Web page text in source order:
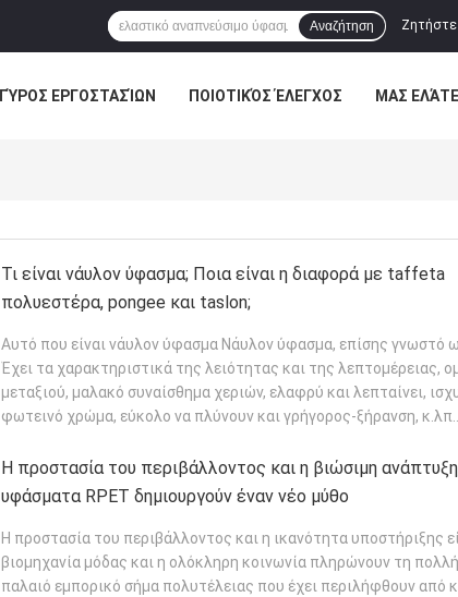
Αναζήτηση
ΓΎΡΟΣ ΕΡΓΟΣΤΑΣΊΩΝ ΠΟΙΟΤΙΚΌΣ ΈΛΕΓΧΟΣ ΜΑΣ
Τι είναι νάυλον ύφασμα; Ποια είναι η διαφορά με taffeta
πολυεστέρα, pongee και taslon;
Αυτό που είναι νάυλον ύφασμα Νάυλον ύφασμα, επίσης γνωστό
Έχει τα χαρακτηριστικά της λειότητας και της λεπτομέρειας,
μεταξιού, μαλακό συναίσθημα χεριών, ελαφρύ και λεπταίνει,
φωτεινό χρώμα, εύκολο να πλύνουν και γρήγορος-ξήρανση,
Η προστασία του περιβάλλοντος και η βιώσιμη
υφάσματα RPET δημιουργούν έναν νέο μύθο
Η προστασία του περιβάλλοντος και η ικανότητα υποστήριξης
βιομηχανία μόδας και η ολόκληρη κοινωνία πληρώνουν τη
παλαιό εμπορικό σήμα πολυτέλειας που έχει περιλήφθουν από